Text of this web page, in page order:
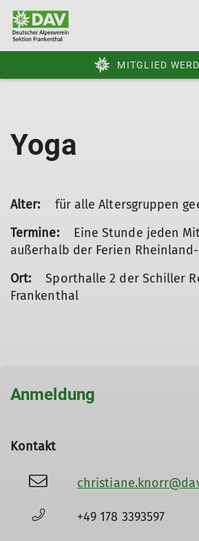
MITGLIED
Yoga
Alter:
für alle Altersgruppen
Termine:
Eine Stunde jeden
außerhalb der Ferien
Ort:
Sporthalle 2 der Schiller
Frankenthal
Anmeldung
Kontakt
+49 178 3393597